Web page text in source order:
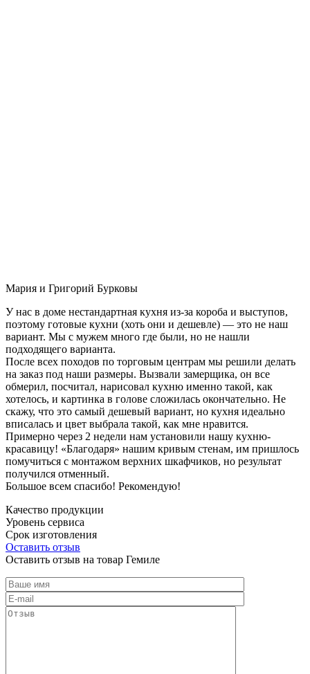
Мария и Григорий Бурковы
У нас в доме нестандартная кухня из-за короба и выступов,
поэтому готовые кухни (хоть они и дешевле) — это не наш
вариант. Мы с мужем много где были, но не нашли
подходящего варианта.
После всех походов по торговым центрам мы решили делать
на заказ под наши размеры. Вызвали замерщика, он все
обмерил, посчитал, нарисовал кухню именно такой, как
хотелось, и картинка в голове сложилась окончательно. Не
скажу, что это самый дешевый вариант, но кухня идеально
вписалась и цвет выбрала такой, как мне нравится.
Примерно через 2 недели нам установили нашу кухню-
красавицу! «Благодаря» нашим кривым стенам, им пришлось
помучиться с монтажом верхних шкафчиков, но результат
получился отменный.
Большое всем спасибо! Рекомендую!
Качество продукции
Уровень сервиса
Срок изготовления
Оставить отзыв
Оставить отзыв на товар Гемиле